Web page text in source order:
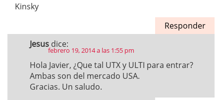
Kinsky
Responder
Jesus dice:
febrero 19, 2014 a las 1:55 pm
Hola Javier, ¿Que tal UTX y ULTI para entrar?
Ambas son del mercado USA.
Gracias. Un saludo.